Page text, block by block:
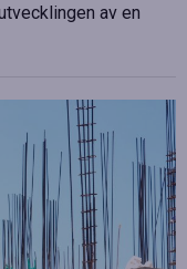
av en